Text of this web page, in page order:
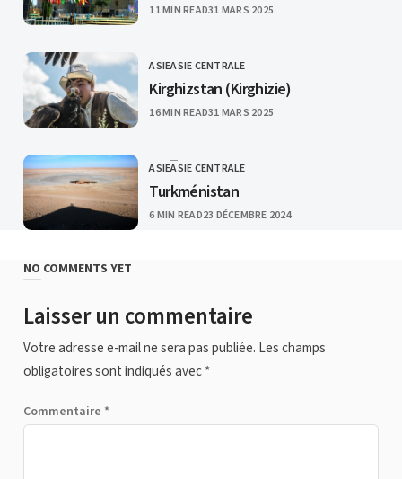
11 MIN READPUBLISHED
31 MARS 2025
CATEGORY
ASIEASIE CENTRALE
Kirghizstan (Kirghizie)
16 MIN READPUBLISHED
31 MARS 2025
CATEGORY
ASIEASIE CENTRALE
Turkménistan
6 MIN READPUBLISHED
23 DÉCEMBRE 2024
NO COMMENTS YET
Laisser un commentaire
Votre adresse e-mail ne sera pas publiée. Les champs
obligatoires sont indiqués avec*
Commentaire *